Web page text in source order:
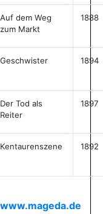
Auf dem Weg
zum Markt
1888
Geschwister 1894
Der Tod als
Reiter
1897
Kentaurenszene 1892
www.mageda.de